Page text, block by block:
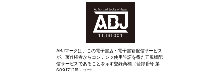
ABJマークは、この電子書店・電子書籍配信サービス
が、著作権者からコンテンツ使用許諾を得た正規版配
信サービスであることを示す登録商標（登録番号 第